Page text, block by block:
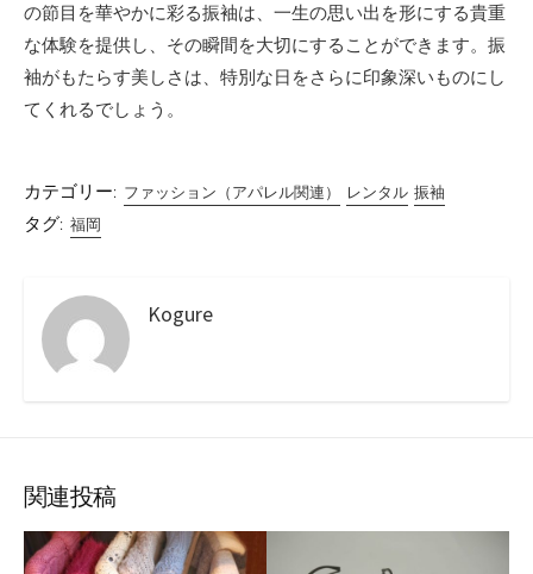
の節目を華やかに彩る振袖は、一生の思い出を形にする貴重
な体験を提供し、その瞬間を大切にすることができます。振
袖がもたらす美しさは、特別な日をさらに印象深いものにし
てくれるでしょう。
カテゴリー: ファッション（アパレル関連） レンタル 振袖
タグ: 福岡
Kogure
関連投稿